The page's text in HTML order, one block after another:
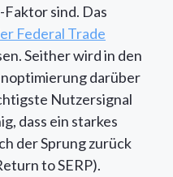
sind. Das
Federal Trade
Seither wird in den
darüber
Nutzersignal
dass ein starkes
der Sprung zurück
to SERP).